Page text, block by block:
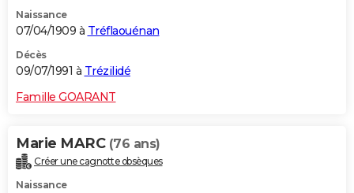
Naissance
07/04/1909 à Tréflaouénan
Décès
09/07/1991 à Trézilidé
Famille GOARANT
Marie MARC (76 ans)
Créer une cagnotte obsèques
Naissance